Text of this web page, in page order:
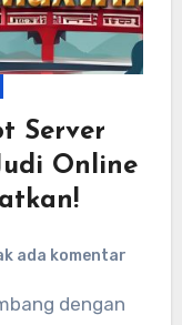
Server
Online
ada komentar